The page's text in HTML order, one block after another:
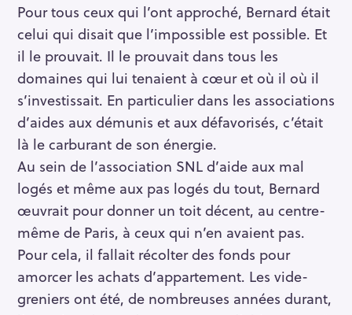
Pour tous ceux qui l’ont approché, Bernard était
celui qui disait que l’impossible est possible. Et
il le prouvait. Il le prouvait dans tous les
domaines qui lui tenaient à cœur et où il où il
s’investissait. En particulier dans les associations
d’aides aux démunis et aux défavorisés, c’était
là le carburant de son énergie.
Au sein de l’association SNL d’aide aux mal
logés et même aux pas logés du tout, Bernard
œuvrait pour donner un toit décent, au centre-
même de Paris, à ceux qui n’en avaient pas.
Pour cela, il fallait récolter des fonds pour
amorcer les achats d’appartement. Les vide-
greniers ont été, de nombreuses années durant,